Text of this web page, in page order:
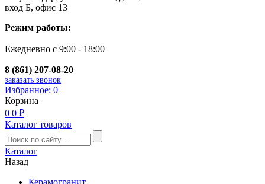
вход Б, офис 13
Режим работы:
Ежедневно с 9:00 - 18:00
8 (861) 207-08-20
заказать звонок
Избранное: 0
Корзина
0 0 ₽
Каталог товаров
Каталог
Назад
Керамогранит